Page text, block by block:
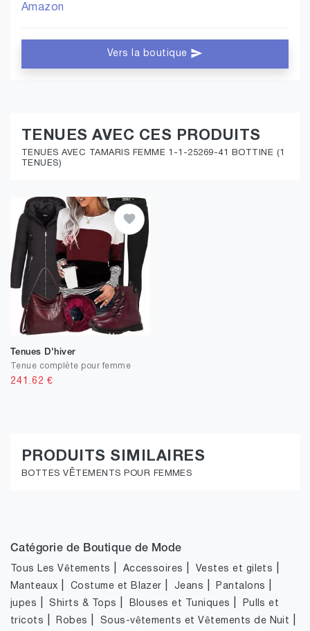
Amazon
Vers la boutique
TENUES AVEC CES PRODUITS
TENUES AVEC TAMARIS FEMME 1-1-25269-41 BOTTINE (1
TENUES)
Tenues D'hiver
Tenue complète pour femme
241.62 €
PRODUITS SIMILAIRES
BOTTES VÊTEMENTS POUR FEMMES
Catégorie de Boutique de Mode
Tous Les Vêtements Accessoires Vestes et gilets
Manteaux Costume et Blazer Jeans Pantalons
jupes |Shirts & Tops Blouses et Tuniques
Pulls et
tricots
Robes Sous-vêtements et Vêtements de Nuit